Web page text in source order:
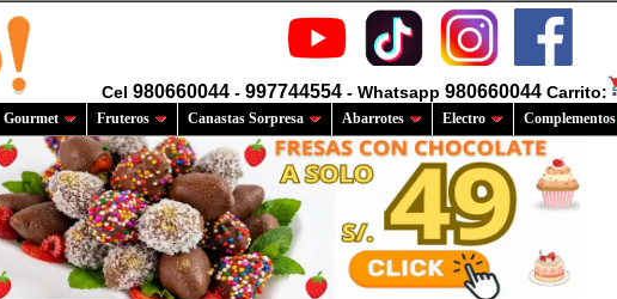
Cel 980660044 - 997744554 - Whatsapp 980660044 Carrito:
Gourmet Fruteros Canastas Sorpresa Abarrotes Electro Complementos